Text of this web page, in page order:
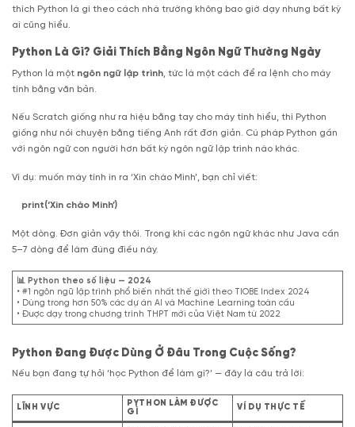
thích Python là gì theo cách nhà trường không bao giờ dạy nhưng bất kỳ
ai cũng hiểu.
Python Là Gì? Giải Thích Bằng Ngôn Ngữ Thường Ngày
Python là một ngôn ngữ lập trình, tức là một cách để ra lệnh cho máy
tính bằng văn bản.
Nếu Scratch giống như ra hiệu bằng tay cho máy tính hiểu, thì Python
giống như nói chuyện bằng tiếng Anh rất đơn giản. Cú pháp Python gần
với ngôn ngữ con người hơn bất kỳ ngôn ngữ lập trình nào khác.
Ví dụ: muốn máy tính in ra ‘Xin chào Minh’, bạn chỉ viết:
print(‘Xin chào Minh’)
Một dòng. Đơn giản vậy thôi. Trong khi các ngôn ngữ khác như Java cần
5–7 dòng để làm đúng điều này.
📊 Python theo số liệu — 2024
• #1 ngôn ngữ lập trình phổ biến nhất thế giới theo TIOBE Index 2024
• Dùng trong hơn 50% các dự án AI và Machine Learning toàn cầu
• Được dạy trong chương trình THPT mới của Việt Nam từ 2022
Python Đang Được Dùng Ở Đâu Trong Cuộc Sống?
Nếu bạn đang tự hỏi ‘học Python để làm gì?’ — đây là câu trả lời:
LĨNH VỰC
PYTHON LÀM ĐƯỢC
GÌ
VÍ DỤ THỰC TẾ